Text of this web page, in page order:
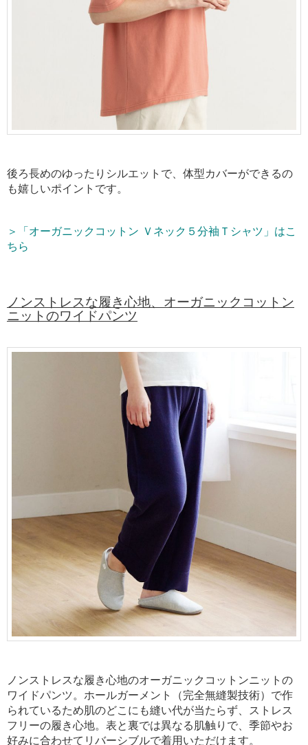
後ろ長めのゆったりシルエットで、体型カバーができるの
も嬉しいポイントです。
＞「オーガニックコットン Ｖネック５分袖Ｔシャツ」はこ
ちら
ノンストレスな履き心地、オーガニックコットン
ニットのワイドパンツ
ノンストレスな履き心地のオーガニックコットンニットの
ワイドパンツ。ホールガーメント（完全無縫製技術）で作
られているため肌のどこにも縫い代が当たらず、ストレス
フリーの履き心地。表と裏では異なる肌触りで、季節やお
好みに合わせてリバーシブルで着用いただけます。